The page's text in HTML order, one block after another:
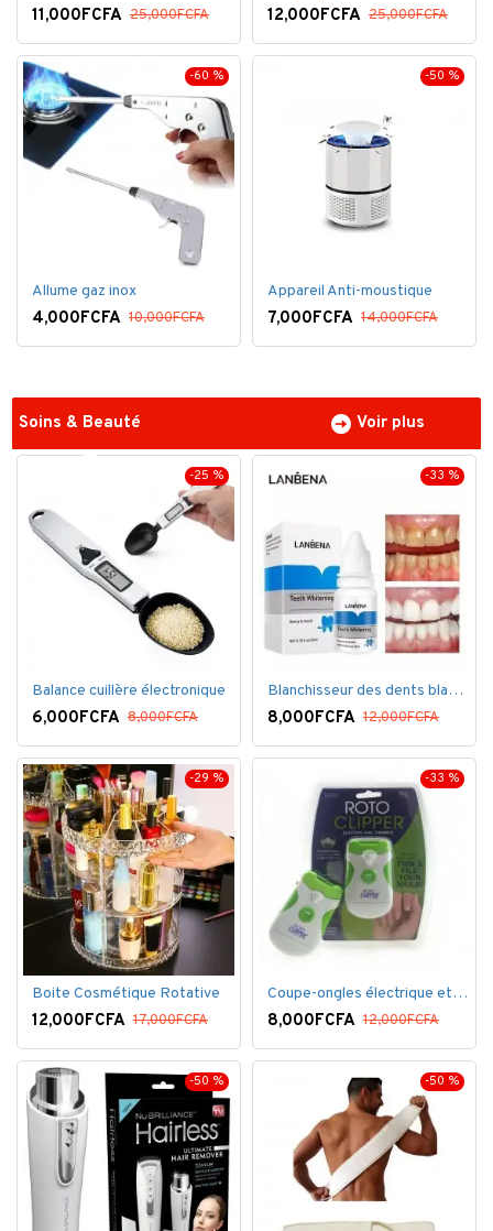
11,000FCFA 25,000FCFA 12,000FCFA 25,000FCFA
-60 %
Allume gaz inox
4,000FCFA 10,000FCFA
-50 %
Appareil Anti-moustique
7,000FCFA 14,000FCFA
Soins & Beauté Voir plus
-25 %
Balance cuillère électronique
6,000FCFA 8,000FCFA
-33 %
Blanchisseur des dents blanc éblouissant
8,000FCFA 12,000FCFA
-29 %
Boite Cosmétique Rotative
12,000FCFA 17,000FCFA
-33 %
Coupe-ongles électrique et lime électrique
8,000FCFA 12,000FCFA
-50 % -50 %